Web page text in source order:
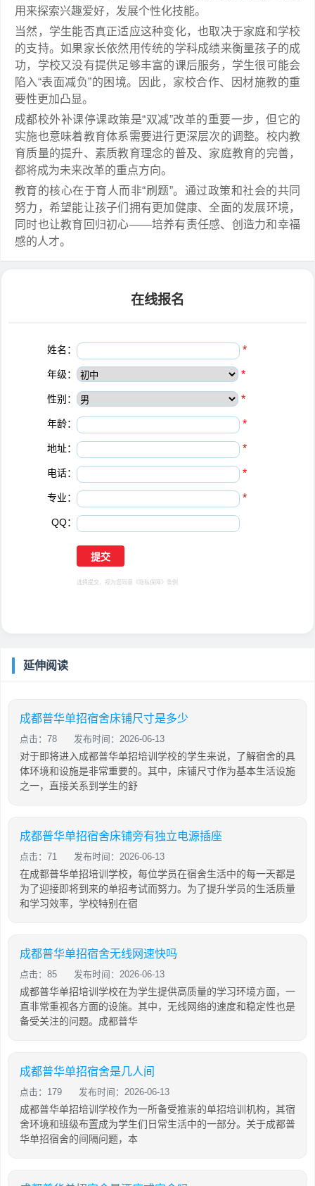
用来探索兴趣爱好，发展个性化技能。
当然，学生能否真正适应这种变化，也取决于家庭和学校
的支持。如果家长依然用传统的学科成绩来衡量孩子的成
功，学校又没有提供足够丰富的课后服务，学生很可能会
陷入“表面减负”的困境。因此，家校合作、因材施教的重
要性更加凸显。
成都校外补课停课政策是“双减”改革的重要一步，但它的
实施也意味着教育体系需要进行更深层次的调整。校内教
育质量的提升、素质教育理念的普及、家庭教育的完善，
都将成为未来改革的重点方向。
教育的核心在于育人而非“刷题”。通过政策和社会的共同
努力，希望能让孩子们拥有更加健康、全面的发展环境，
同时也让教育回归初心——培养有责任感、创造力和幸福
感的人才。
在线报名
姓名： *
年级： *
性别： *
年龄： *
地址： *
电话： *
专业： *
QQ：
选择提交，视为您同意 《隐私保障》 条例
延伸阅读
成都普华单招宿舍床铺尺寸是多少
点击：78 发布时间：2026-06-13
对于即将进入成都普华单招培训学校的学生来说，了解宿舍的具
体环境和设施是非常重要的。其中，床铺尺寸作为基本生活设施
之一，直接关系到学生的舒
成都普华单招宿舍床铺旁有独立电源插座
点击：71 发布时间：2026-06-13
在成都普华单招培训学校，每位学员在宿舍生活中的每一天都是
为了迎接即将到来的单招考试而努力。为了提升学员的生活质量
和学习效率，学校特别在宿
成都普华单招宿舍无线网速快吗
点击：85 发布时间：2026-06-13
成都普华单招培训学校在为学生提供高质量的学习环境方面，一
直非常重视各方面的设施。其中，无线网络的速度和稳定性也是
备受关注的问题。成都普华
成都普华单招宿舍是几人间
点击：179 发布时间：2026-06-13
成都普华单招培训学校作为一所备受推崇的单招培训机构，其宿
舍环境和班级布置成为学生们日常生活中的一部分。关于成都普
华单招宿舍的间隔问题，本